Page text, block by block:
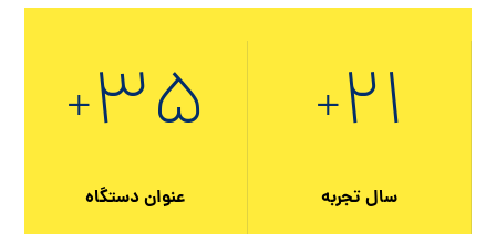
۲۱+
سال تجربه
۳۵+
عنوان دستگاه